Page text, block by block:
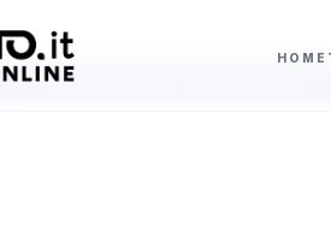
HOME
sulla provinciale 57: operaio di 60 anni